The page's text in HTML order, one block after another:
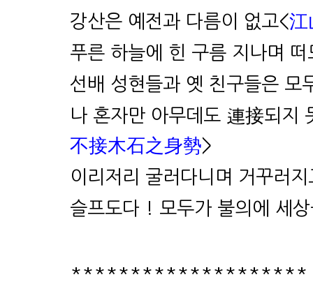
강산은 예전과 다름이 없고<江
푸른 하늘에 힌 구름 지나며
선배 성현들과 옛 친구들은 모
나 혼자만 아무데도 連接되지
不接木石之身勢>
이리저리 굴러다니며 거꾸러
슬프도다 ! 모두가 불의에 세
********************